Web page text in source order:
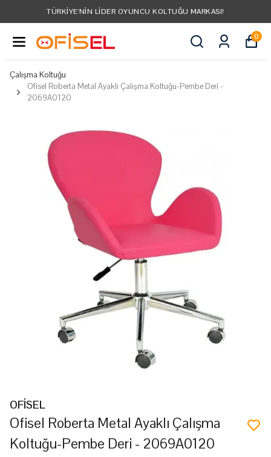
TÜRKIYE'NIN LIDER OYUNCU KOLTUĞU MARKASI!
0
Çalışma Koltuğu
Ofisel Roberta Metal Ayaklı Çalışma Koltuğu-Pembe Deri -
2069A0120
OFİSEL
Ofisel Roberta Metal Ayaklı Çalışma
Koltuğu-Pembe Deri - 2069A0120